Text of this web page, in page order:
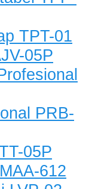
TPT-01
05P
PRB-
05P
612